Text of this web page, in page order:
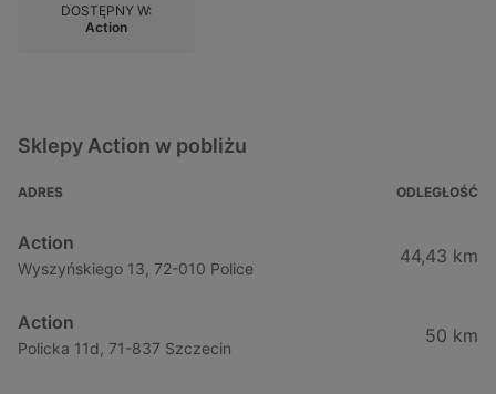
DOSTĘPNY W:
Action
Sklepy Action w pobliżu
ADRES ODLEGŁOŚĆ
Action
Wyszyńskiego 13, 72-010 Police
44,43 km
Action
Policka 11d, 71-837 Szczecin
50 km